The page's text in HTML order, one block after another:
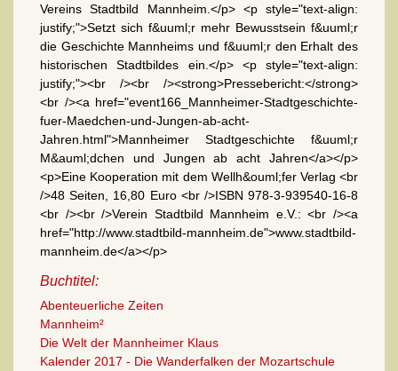
Vereins Stadtbild Mannheim.</p> <p style="text-align:
justify;">Setzt sich f&uuml;r mehr Bewusstsein f&uuml;r
die Geschichte Mannheims und f&uuml;r den Erhalt des
historischen Stadtbildes ein.</p> <p style="text-align:
justify;"><br /><br /><strong>Pressebericht:</strong>
<br /><a href="event166_Mannheimer-Stadtgeschichte-
fuer-Maedchen-und-Jungen-ab-acht-
Jahren.html">Mannheimer Stadtgeschichte f&uuml;r
M&auml;dchen und Jungen ab acht Jahren</a></p>
<p>Eine Kooperation mit dem Wellh&ouml;fer Verlag <br
/>48 Seiten, 16,80 Euro <br />ISBN 978-3-939540-16-8
<br /><br />Verein Stadtbild Mannheim e.V.: <br /><a
href="http://www.stadtbild-mannheim.de">www.stadtbild-
mannheim.de</a></p>
Buchtitel:
Abenteuerliche Zeiten
Mannheim²
Die Welt der Mannheimer Klaus
Kalender 2017 - Die Wanderfalken der Mozartschule